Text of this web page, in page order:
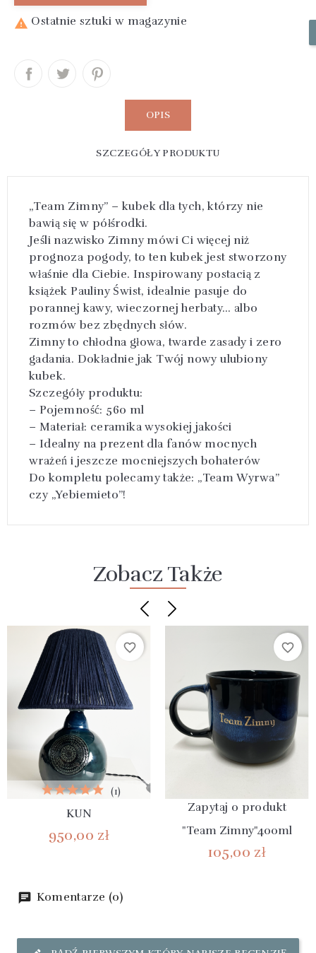
 Ostatnie sztuki w magazynie
OPIS
SZCZEGÓŁY PRODUKTU
„Team Zimny” – kubek dla tych, którzy nie
bawią się w półśrodki.
Jeśli nazwisko Zimny mówi Ci więcej niż
prognoza pogody, to ten kubek jest stworzony
właśnie dla Ciebie. Inspirowany postacią z
książek Pauliny Świst, idealnie pasuje do
porannej kawy, wieczornej herbaty… albo
rozmów bez zbędnych słów.
Zimny to chłodna głowa, twarde zasady i zero
gadania. Dokładnie jak Twój nowy ulubiony
kubek.
Szczegóły produktu:
– Pojemność: 560 ml
– Materiał: ceramika wysokiej jakości
– Idealny na prezent dla fanów mocnych
wrażeń i jeszcze mocniejszych bohaterów
Do kompletu polecamy także: „Team Wyrwa”
czy „Yebiemieto”!
Zobacz Także
favorite_border
(1)
KUN
950,00 zł
Zapytaj o produkt
favorite_border
"Team Zimny"400ml
105,00 zł
Komentarze (0)